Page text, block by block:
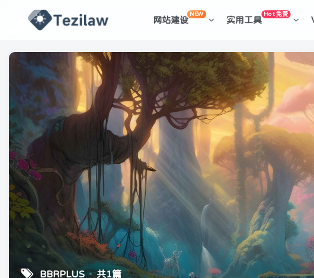
网站建设
NEW
实用工具
Hot 免费
BBRPLUS 共1篇